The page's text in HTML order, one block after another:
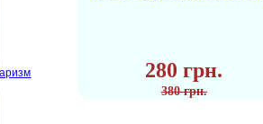
280 грн.
380 грн.